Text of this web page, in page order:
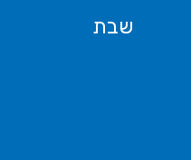
שבת